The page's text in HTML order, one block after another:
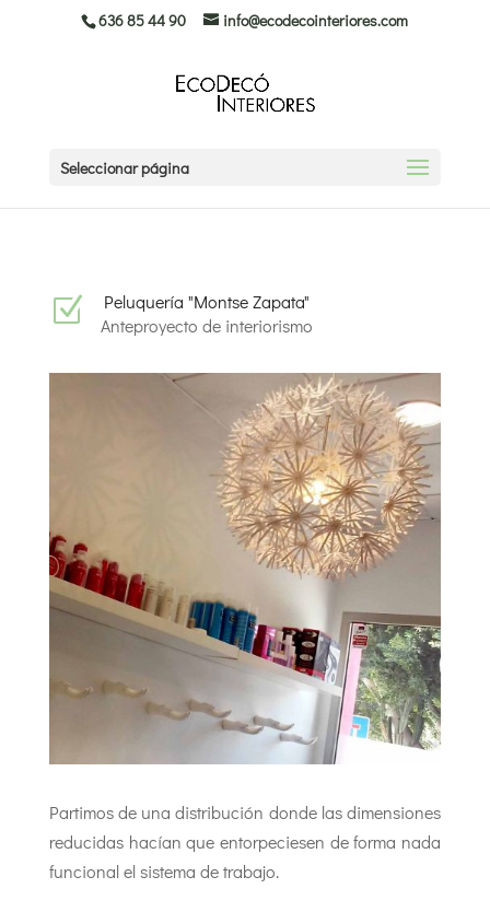
636 85 44 90 info@ecodecointeriores.com
Seleccionar página
Z
Peluquería "Montse Zapata"
Anteproyecto de interiorismo
Partimos de una distribución donde las dimensiones
reducidas hacían que entorpeciesen de forma nada
funcional el sistema de trabajo.